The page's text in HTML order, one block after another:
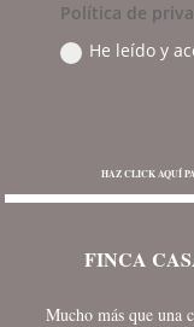
Política de
He leído y
HAZ CLICK AQUÍ
FINCA
Mucho más que una